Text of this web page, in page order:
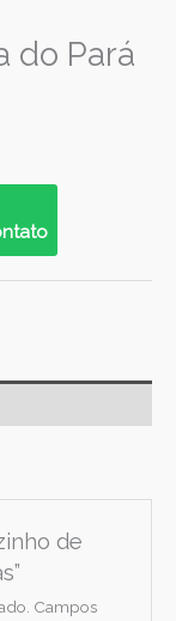
do Pará
de
Campos